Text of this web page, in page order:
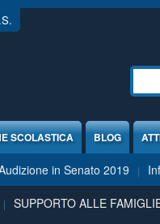
SCOLASTICA BLOG
in Senato 2019
SUPPORTO ALLE